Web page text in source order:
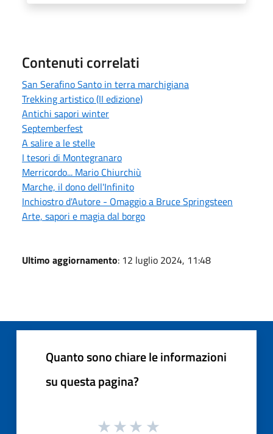
Contenuti correlati
San Serafino Santo in terra marchigiana
Trekking artistico (II edizione)
Antichi sapori winter
Septemberfest
A salire a le stelle
I tesori di Montegranaro
Merricordo... Mario Chiurchiù
Marche, il dono dell'Infinito
Inchiostro d'Autore - Omaggio a Bruce Springsteen
Arte, sapori e magia dal borgo
Ultimo aggiornamento: 12 luglio 2024, 11:48
Quanto sono chiare le informazioni
su questa pagina?